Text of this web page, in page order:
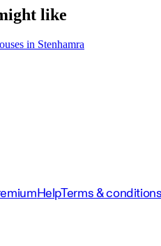
like
in Stenhamra
HelpTerms &